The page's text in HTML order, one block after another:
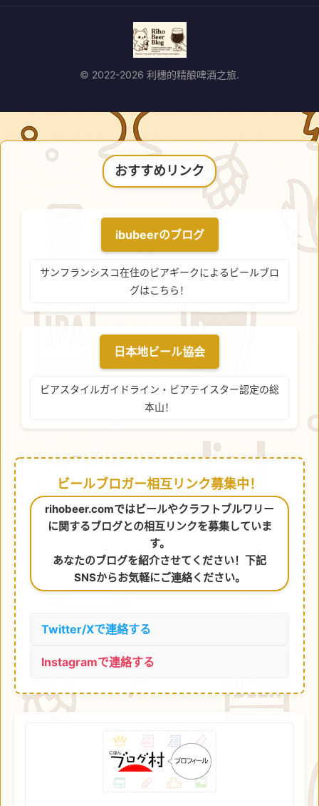
© 2022-2026 利穗的精酿啤酒之旅.
おすすめリンク
ibubeerのブログ
サンフランシスコ在住のビアギークによるビールブロ
グはこちら！
日本地ビール協会
ビアスタイルガイドライン・ビアテイスター認定の総
本山！
ビールブロガー相互リンク募集中！
rihobeer.comではビールやクラフトブルワリー
に関するブログとの相互リンクを募集していま
す。
あなたのブログを紹介させてください！下記
SNSからお気軽にご連絡ください。
Twitter/Xで連絡する
Instagramで連絡する